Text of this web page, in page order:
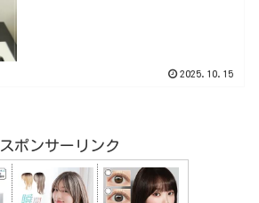
2025.10.15
スポンサーリンク